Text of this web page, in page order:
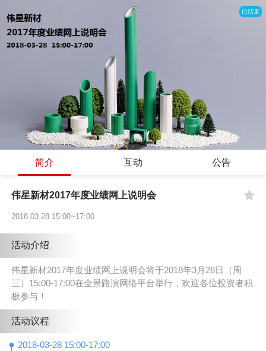
已结束
简介 互动 公告
伟星新材2017年度业绩网上说明会
2018-03-28 15:00~17:00
活动介绍
伟星新材2017年度业绩网上说明会将于2018年3月28日（周
三）15:00-17:00在全景路演网络平台举行，欢迎各位投资者积
极参与！
活动议程
2018-03-28 15:00-17:00